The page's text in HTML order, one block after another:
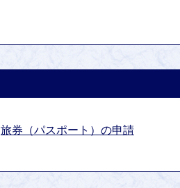
旅券（パスポート）の申請